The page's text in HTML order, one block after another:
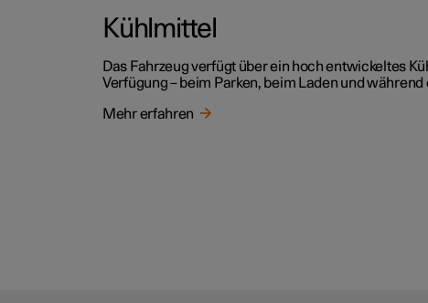
Kühlmittel
Das Fahrzeug verfügt über ein hoch entwickeltes
Verfügung – beim Parken, beim Laden und während
Mehr erfahren